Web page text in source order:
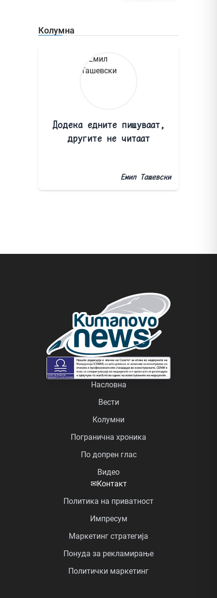
Колумна
Додека едните пишуваат,
другите не читаат
Емил Ташевски
Насловна
Вести
Колумни
Погранична хроника
По допрен глас
Видео
✉Контакт
Политика на приватност
Импресум
Маркетинг стратегија
Понуда за рекламирање
Политички маркетинг